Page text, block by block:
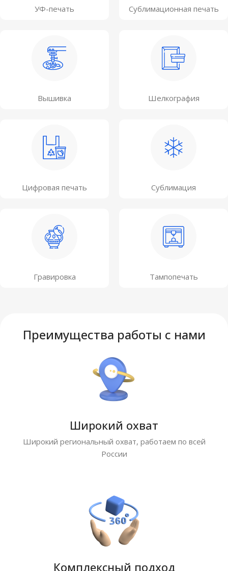
УФ-печать Сублимационная печать
Вышивка Шелкография
Цифровая печать Сублимация
Гравировка Тампопечать
Преимущества работы с нами
Широкий охват
Широкий региональный охват, работаем по всей
России
Комплексный подход